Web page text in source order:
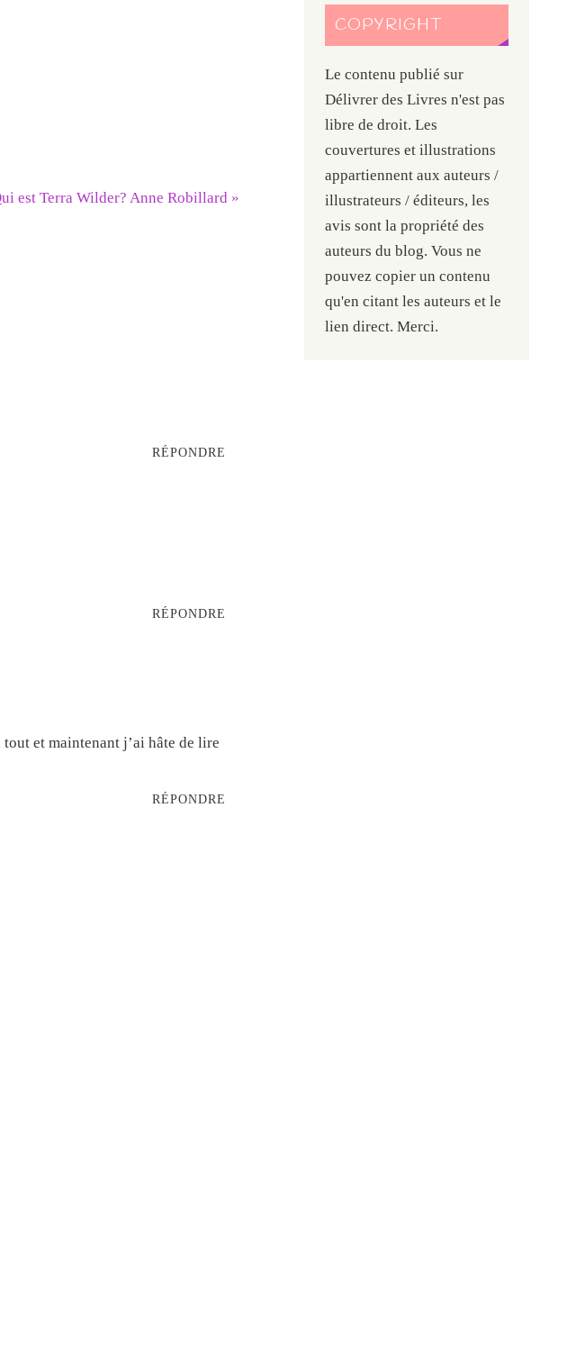
est Terra Wilder? Anne Robillard »
RÉPONDRE
RÉPONDRE
et maintenant j’ai hâte de lire
RÉPONDRE
COPYRIGHT
Le contenu publié sur
Délivrer des Livres n'est pas
libre de droit. Les
couvertures et illustrations
appartiennent aux auteurs /
illustrateurs / éditeurs, les
avis sont la propriété des
auteurs du blog. Vous ne
pouvez copier un contenu
qu'en citant les auteurs et le
lien direct. Merci.